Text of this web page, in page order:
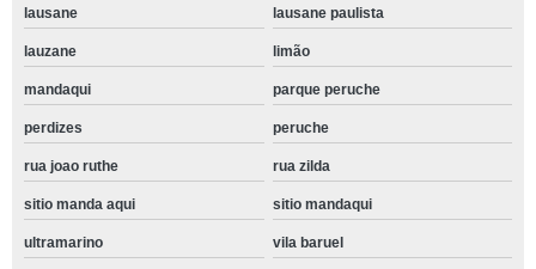
lausane lausane paulista
lauzane limão
mandaqui parque peruche
perdizes peruche
rua joao ruthe rua zilda
sitio manda aqui sitio mandaqui
ultramarino vila baruel